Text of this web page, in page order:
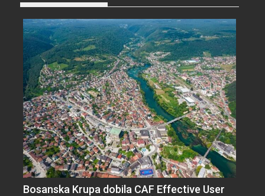
Bosanska Krupa dobila CAF Effective User